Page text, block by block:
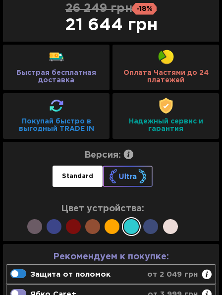
26 249 грн -18%
21 644 грн
Быстрая бесплатная
доставка
Оплата Частями до 24
платежей
Покупай быстро в
выгодный TRADE IN
Надежный сервис и
гарантия
Версия:
Standard
Цвет устройства:
Рекомендуем к покупке:
Защита от поломок от 2 049 грн
Гарантийная замена в течение 10 дней